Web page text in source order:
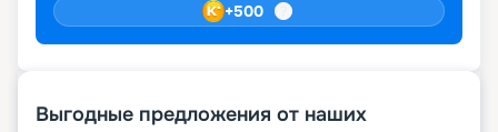
+500
Выгодные предложения от наших